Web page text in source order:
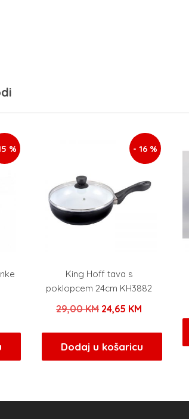
%
je:
21,25 KM.
- 16 %
King Hoff tava s
poklopcem 24cm KH3882
29,00KM Izvorna
bila
je:
24,65 KM
je:
24,65 KM.
Dodaj u košaricu